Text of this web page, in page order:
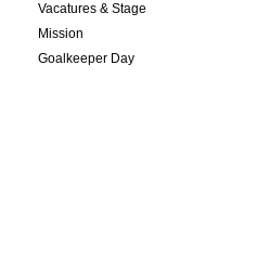
Vacatures & Stage
Mission
Goalkeeper Day